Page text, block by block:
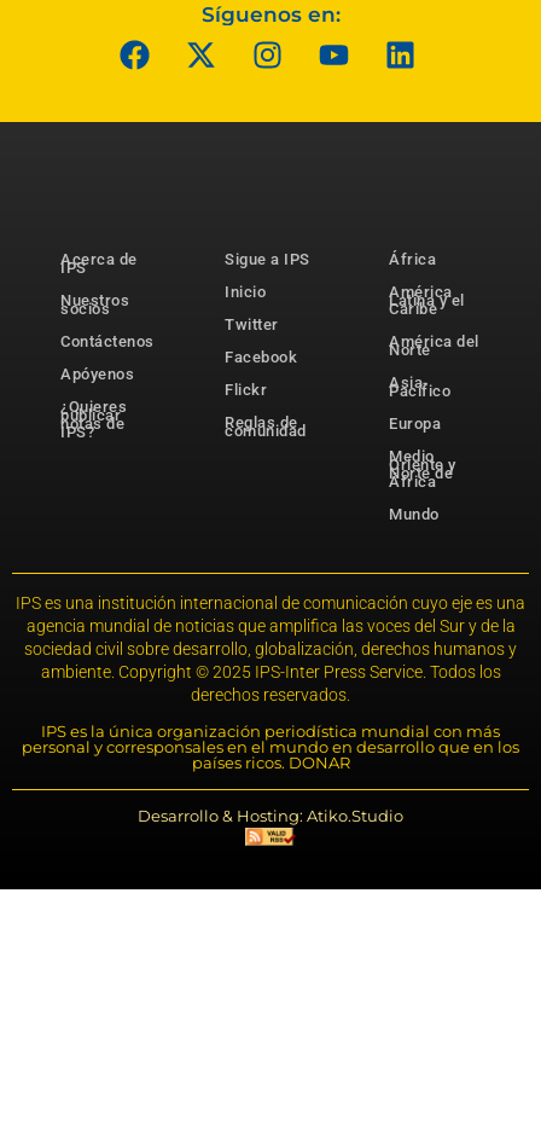
Síguenos en:
Acerca de
IPS
Nuestros
socios
Contáctenos
Apóyenos
¿Quieres
publicar
notas de
IPS?
Sigue a IPS
Inicio
Twitter
Facebook
Flickr
Reglas de
comunidad
África
América
Latina y el
Caribe
América del
Norte
Asia-
Pacífico
Europa
Medio
Oriente y
Norte de
África
Mundo
IPS es una institución internacional de comunicación cuyo eje es una
agencia mundial de noticias que amplifica las voces del Sur y de la
sociedad civil sobre desarrollo, globalización, derechos humanos y
ambiente. Copyright © 2025 IPS-Inter Press Service. Todos los
derechos reservados.
IPS es la única organización periodística mundial con más
personal y corresponsales en el mundo en desarrollo que en los
países ricos. DONAR
Desarrollo & Hosting: Atiko.Studio